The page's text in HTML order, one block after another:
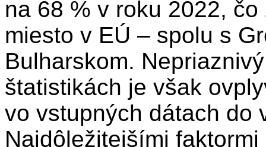
na 68 % v roku 2022,
miesto v EÚ – spolu s
Bulharskom.
štatistikách je však
vo vstupných dátach do
Najdôležitejšími